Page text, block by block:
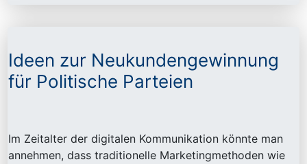
Ideen zur Neukundengewinnung
für Politische Parteien
Im Zeitalter der digitalen Kommunikation könnte man
annehmen, dass traditionelle Marketingmethoden wie